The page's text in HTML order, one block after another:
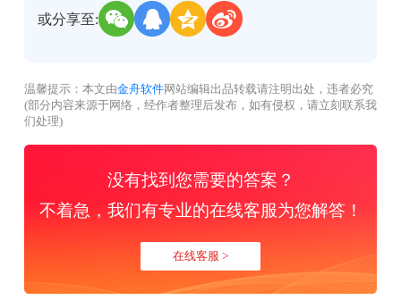
或分享至:
温馨提示：本文由金舟软件网站编辑出品转载请注明出处，违者必究
(部分内容来源于网络，经作者整理后发布，如有侵权，请立刻联系我
们处理)
没有找到您需要的答案？
不着急，我们有专业的在线客服为您解答！
在线客服 >